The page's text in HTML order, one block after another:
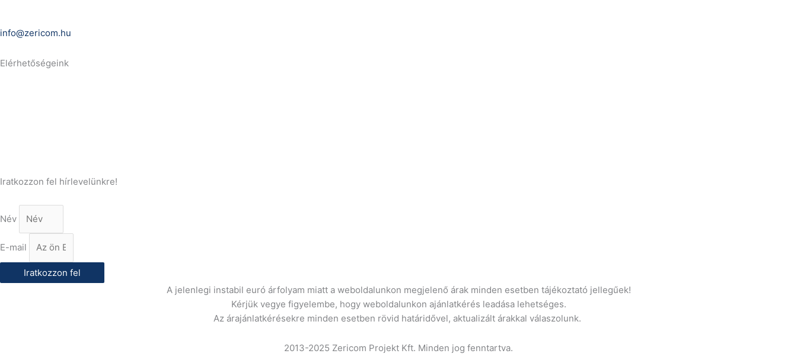
info@zericom.hu
Elérhetőségeink
Iratkozzon fel hírlevelünkre!
Név
E-mail
Iratkozzon fel
A jelenlegi instabil euró árfolyam miatt a weboldalunkon megjelenő árak minden esetben tájékoztató jellegűek!
Kérjük vegye figyelembe, hogy weboldalunkon ajánlatkérés leadása lehetséges.
Az árajánlatkérésekre minden esetben rövid határidővel, aktualizált árakkal válaszolunk.
2013-2025 Zericom Projekt Kft. Minden jog fenntartva.